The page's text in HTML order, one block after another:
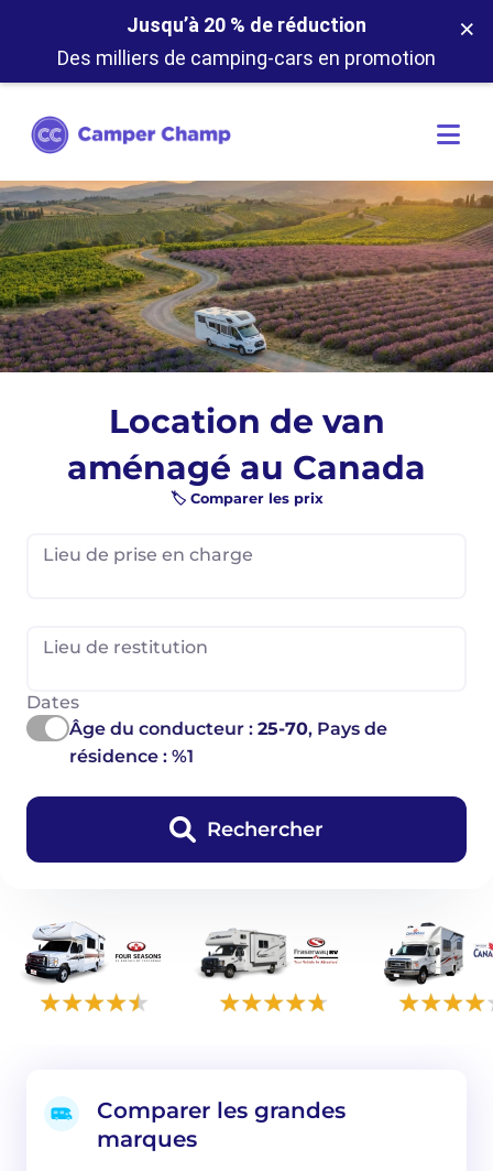
Jusqu’à 20 % de réduction
Des milliers de camping-cars en promotion
×
Location de van
aménagé au Canada
🏷️ Comparer les prix
Lieu de prise en charge
Lieu de restitution
Dates
Âge du conducteur :25-70, Pays de
résidence : %1
Rechercher
Comparer les grandes
marques